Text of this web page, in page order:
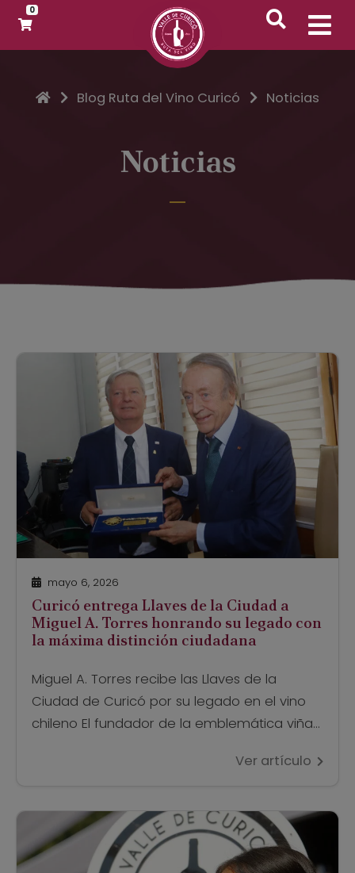
0
InicioBlog Ruta del Vino Curicó Noticias
Noticias
mayo 6, 2026
Curicó entrega Llaves de la Ciudad a
Miguel A. Torres honrando su legado con
la máxima distinción ciudadana
Miguel A. Torres recibe las Llaves de la
Ciudad de Curicó por su legado en el vino
chileno El fundador de la emblemática viña
por su arraigo y una vida dedicada a
dejando una huella imborrable en la historia
nacional. Como […]
Ver artículo